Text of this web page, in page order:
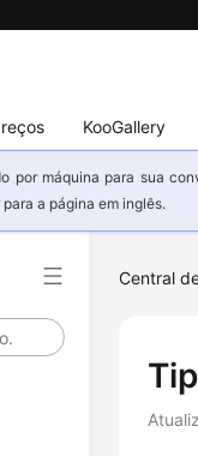
KooGallery
por máquina para sua
a página em inglês.
Central